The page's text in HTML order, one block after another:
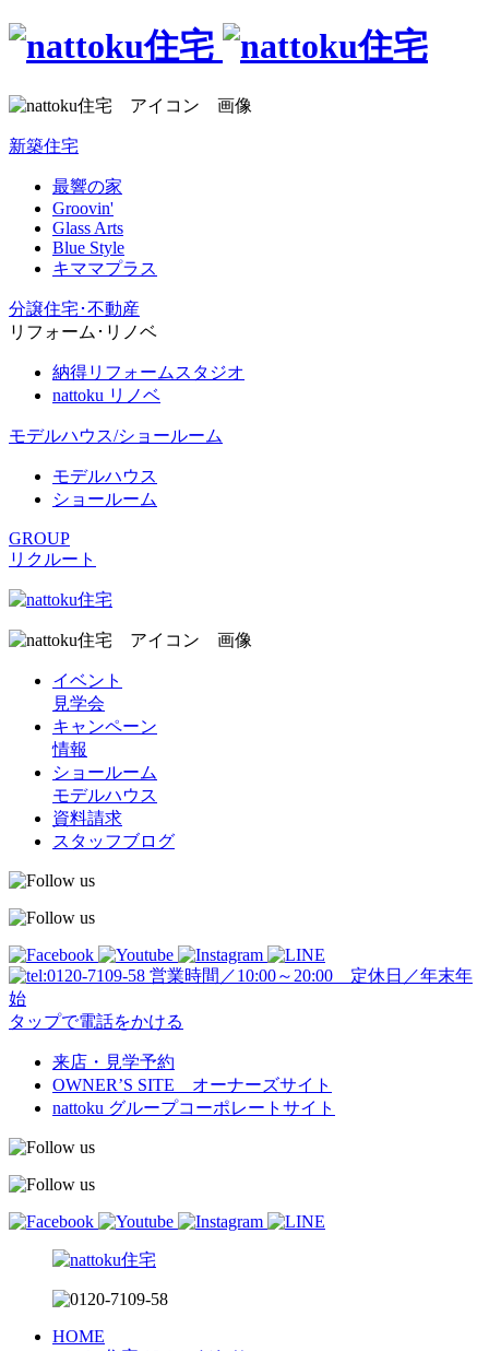
新築住宅
最響の家
Groovin'
Glass Arts
Blue Style
キママプラス
分譲住宅･不動産
リフォーム･リノベ
納得リフォームスタジオ
nattoku リノベ
モデルハウス/ショールーム
モデルハウス
ショールーム
GROUP
リクルート
イベント
見学会
キャンペーン
情報
ショールーム
モデルハウス
資料請求
スタッフブログ
営業時間／10:00～20:00 定休日／年末年
始
タップで電話をかける
来店・見学予約
OWNER’S SITE オーナーズサイト
nattoku グループコーポレートサイト
HOME